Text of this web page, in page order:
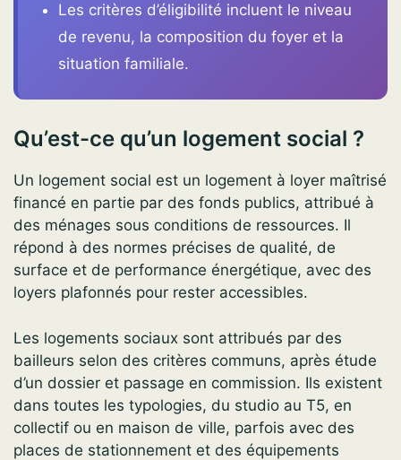
Les critères d’éligibilité incluent le niveau
de revenu, la composition du foyer et la
situation familiale.
Qu’est-ce qu’un logement social ?
Un logement social est un logement à loyer maîtrisé
financé en partie par des fonds publics, attribué à
des ménages sous conditions de ressources. Il
répond à des normes précises de qualité, de
surface et de performance énergétique, avec des
loyers plafonnés pour rester accessibles.
Les logements sociaux sont attribués par des
bailleurs selon des critères communs, après étude
d’un dossier et passage en commission. Ils existent
dans toutes les typologies, du studio au T5, en
collectif ou en maison de ville, parfois avec des
places de stationnement et des équipements